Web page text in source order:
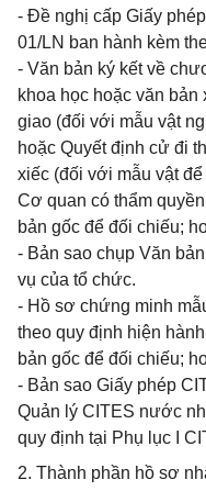
- Đề nghị cấp Giấy
01/LN ban hành kèm
- Văn bản ký kết về
khoa học hoặc văn bản
giao (đối với mẫu vật
hoặc Quyết định cử đi
xiếc (đối với mẫu vật
Cơ quan có thẩm
bản gốc để đối chiếu;
- Bản sao chụp Văn
vụ của tổ chức.
- Hồ sơ chứng minh
theo quy định hiện
bản gốc để đối chiếu;
- Bản sao Giấy phép
Quản lý CITES nước
quy định tại Phụ lục I
2. Thành phần hồ sơ